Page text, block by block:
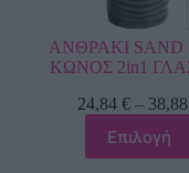
ΑΝΘΡΑΚΙ SAND
ΚΩΝΟΣ 2in1
24,84€ –
Επιλογή